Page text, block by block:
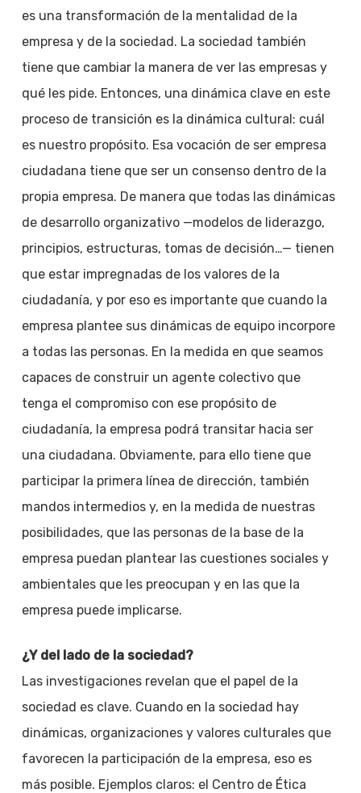
es una transformación de la mentalidad de la
empresa y de la sociedad. La sociedad también
tiene que cambiar la manera de ver las empresas y
qué les pide. Entonces, una dinámica clave en este
proceso de transición es la dinámica cultural: cuál
es nuestro propósito. Esa vocación de ser empresa
ciudadana tiene que ser un consenso dentro de la
propia empresa. De manera que todas las dinámicas
de desarrollo organizativo —modelos de liderazgo,
principios, estructuras, tomas de decisión…— tienen
que estar impregnadas de los valores de la
ciudadanía, y por eso es importante que cuando la
empresa plantee sus dinámicas de equipo incorpore
a todas las personas. En la medida en que seamos
capaces de construir un agente colectivo que
tenga el compromiso con ese propósito de
ciudadanía, la empresa podrá transitar hacia ser
una ciudadana. Obviamente, para ello tiene que
participar la primera línea de dirección, también
mandos intermedios y, en la medida de nuestras
posibilidades, que las personas de la base de la
empresa puedan plantear las cuestiones sociales y
ambientales que les preocupan y en las que la
empresa puede implicarse.
¿Y del lado de la sociedad?
Las investigaciones revelan que el papel de la
sociedad es clave. Cuando en la sociedad hay
dinámicas, organizaciones y valores culturales que
favorecen la participación de la empresa, eso es
más posible. Ejemplos claros: el Centro de Ética